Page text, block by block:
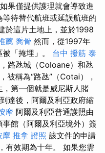
果僅提供護理就會導致進
待替代航班或延誤航班的
於這片土地上，並於1998
薦 喬骨 然而，從1997年
「掩埋」。 台中 撥筋 泰
路氹城（Coloane）和氹
被稱為“路氹”（Cotai），
第一個就是威尼斯人賭
達後，阿爾及利亞政府縮
摩 阿爾及利亞普通護照由
館（阿爾及利亞境外）簽
摩 推拿 證照 該文件的申請
有效期為十年。 如果您需